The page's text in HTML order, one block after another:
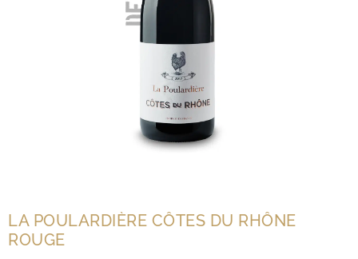
LA POULARDIÈRE CÔTES DU RHÔNE
ROUGE